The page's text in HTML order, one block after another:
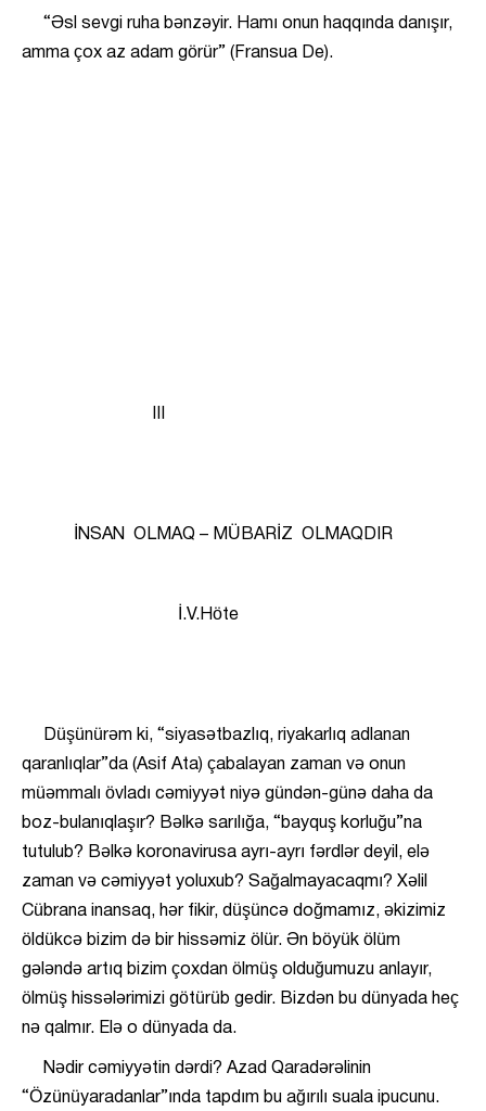
“Əsl sevgi ruha bənzəyir. Hamı onun haqqında danışır,
amma çox az adam görür” (Fransua De).
İNSAN OLMAQ – MÜBARİZ OLMAQDIR
İ.V.Höte
Düşünürəm ki, “siyasətbazlıq, riyakarlıq adlanan
qaranlıqlar”da (Asif Ata) çabalayan zaman və onun
müəmmalı övladı cəmiyyət niyə gündən-günə daha da
boz-bulanıqlaşır? Bəlkə sarılığa, “bayquş korluğu”na
tutulub? Bəlkə koronavirusa ayrı-ayrı fərdlər deyil, elə
zaman və cəmiyyət yoluxub? Sağalmayacaqmı? Xəlil
Cübrana inansaq, hər fikir, düşüncə doğmamız, əkizimiz
öldükcə bizim də bir hissəmiz ölür. Ən böyük ölüm
gələndə artıq bizim çoxdan ölmüş olduğumuzu anlayır,
ölmüş hissələrimizi götürüb gedir. Bizdən bu dünyada heç
nə qalmır. Elə o dünyada da.
Nədir cəmiyyətin dərdi? Azad Qaradərəlinin
“Özünüyaradanlar”ında tapdım bu ağırılı suala ipucunu.